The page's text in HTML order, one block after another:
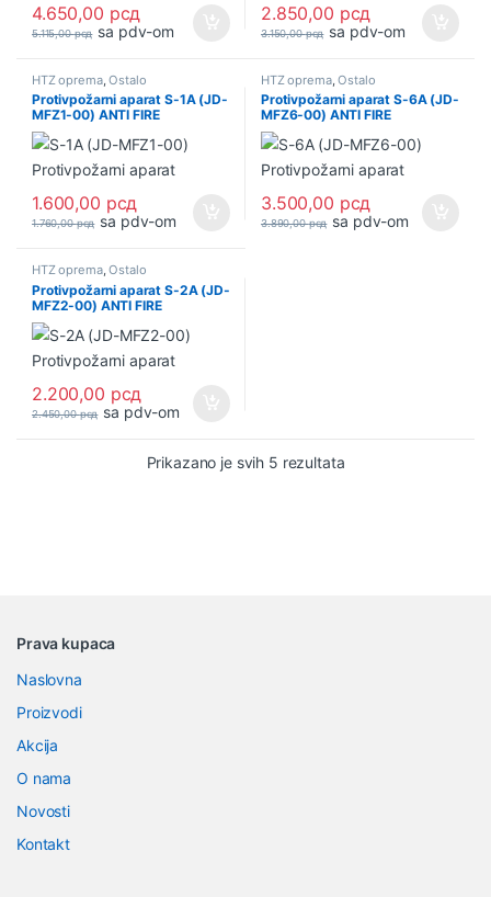
4.650,00 рсд
5.115,00рсд sa pdv-om
2.850,00 рсд
3.150,00рсд sa pdv-om
HTZ oprema,Ostalo
Protivpožarni aparat S-1A (JD-
MFZ1-00) ANTI FIRE
1.600,00 рсд
1.760,00рсд sa pdv-om
HTZ oprema,Ostalo
Protivpožarni aparat S-6A (JD-
MFZ6-00) ANTI FIRE
3.500,00 рсд
3.890,00рсд sa pdv-om
HTZ oprema,Ostalo
Protivpožarni aparat S-2A (JD-
MFZ2-00) ANTI FIRE
2.200,00 рсд
2.450,00рсд sa pdv-om
Prikazano je svih 5 rezultataSortirano po
Prava kupaca
Naslovna
Proizvodi
Akcija
O nama
Novosti
Kontakt